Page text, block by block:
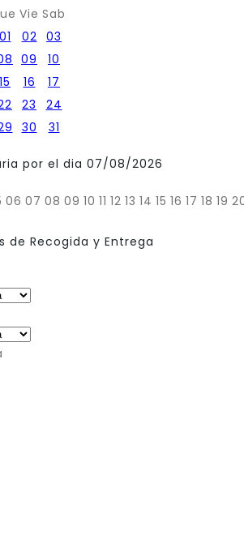
Vie Sab
01
02 03
09
10
15 16
17
23
24
30 31
por el dia 07/08/2026
06 07 08 09 10 11 12 13 14 15 16 17 18 19
de Recogida y Entrega